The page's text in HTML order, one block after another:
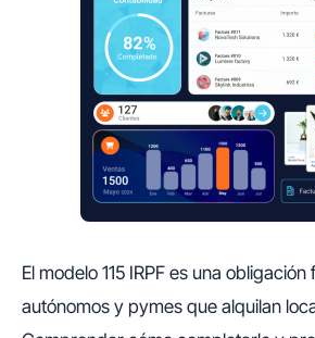
El modelo 115 IRPF es una
autónomos y pymes que alquilan